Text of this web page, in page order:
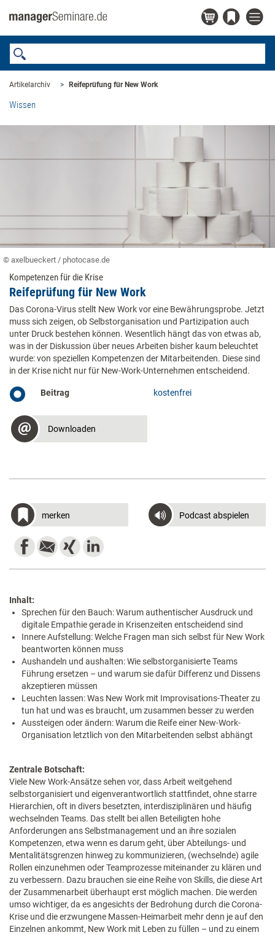
Artikelarchiv Reifeprüfung für New Work
Wissen
© axelbueckert / photocase.de
Kompetenzen für die Krise
Reifeprüfung für New Work
Das Corona-Virus stellt New Work vor eine Bewährungsprobe. Jetzt
muss sich zeigen, ob Selbstorganisation und Partizipation auch
unter Druck bestehen können. Wesentlich hängt das von etwas ab,
was in der Diskussion über neues Arbeiten bisher kaum beleuchtet
wurde: von speziellen Kompetenzen der Mitarbeitenden. Diese sind
in der Krise nicht nur für New-Work-Unternehmen entscheidend.
Beitrag kostenfrei
Downloaden
merken Podcast abspielen
Inhalt:
Sprechen für den Bauch: Warum authentischer Ausdruck und
digitale Empathie gerade in Krisenzeiten entscheidend sind
Innere Aufstellung: Welche Fragen man sich selbst für New Work
beantworten können muss
Aushandeln und aushalten: Wie selbstorganisierte Teams
Führung ersetzen – und warum sie dafür Differenz und Dissens
akzeptieren müssen
Leuchten lassen: Was New Work mit Improvisations-Theater zu
tun hat und was es braucht, um zusammen besser zu werden
Aussteigen oder ändern: Warum die Reife einer New-Work-
Organisation letztlich von den Mitarbeitenden selbst abhängt
Zentrale Botschaft:
​Viele New Work-Ansätze sehen vor, dass Arbeit weitgehend
selbstorganisiert und eigenverantwortlich stattfindet, ohne starre
Hierarchien, oft in divers besetzten, interdisziplinären und häufig
wechselnden Teams. Das stellt bei allen Beteiligten hohe
Anforderungen ans Selbstmanagement und an ihre sozialen
Kompetenzen, etwa wenn es darum geht, über Abteilungs- und
Mentalitätsgrenzen hinweg zu kommunizieren, (wechselnde) agile
Rollen einzunehmen oder Teamprozesse miteinander zu klären und
zu verbessern. Dazu brauchen sie eine Reihe von Skills, die diese Art
der Zusammenarbeit überhaupt erst möglich machen. Die werden
umso wichtiger, da es angesichts der Bedrohung durch die Corona-
Krise und die erzwungene Massen-Heimarbeit mehr denn je auf den
Einzelnen ankommt, New Work mit Leben zu füllen – und zu einem